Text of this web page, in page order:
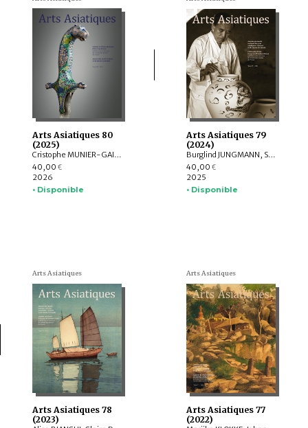
Arts Asiatiques 80
(2025)
Cristophe MUNIER-GAILLARD, Arnaud BERTRAND, Valérie ZALESKI, Selvam THOREZ, Brice VINCENT, Anne-Colombe LAUNOIS, Mechtild MERTZ, ITOH Takao, Sylvain ROY, Mei MERCIER
40,00 €
2026
• Disponible
Arts Asiatiques 79
(2024)
Burglind JUNGMANN, Saarthak SINGH, LO HUI-CHI
40,00 €
2025
• Disponible
Arts Asiatiques
Arts Asiatiques 78
(2023)
Arts Asiatiques
Arts Asiatiques 77
(2022)